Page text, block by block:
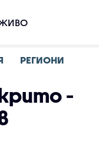
РЕГИОНИ
-